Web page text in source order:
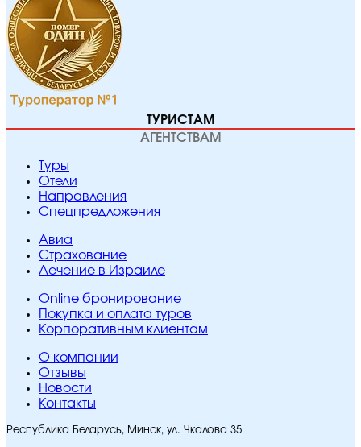
ТУРИСТАМ
АГЕНТСТВАМ
Туры
Отели
Направления
Спецпредложения
Авиа
Страхование
Лечение в Израиле
Online бронирование
Покупка и оплата туров
Корпоративным клиентам
O компании
Отзывы
Новости
Контакты
Республика Беларусь, Минск, ул. Чкалова 35